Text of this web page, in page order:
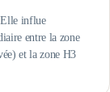
Elle influe
entre la zone
et la zone H3